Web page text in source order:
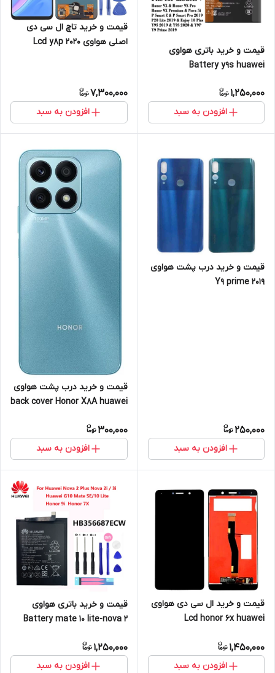
قیمت و خرید باتری هواوی
Battery y9s huawei
1,250,000
افزودن به سبد
قیمت و خرید تاچ ال سی دی
اصلی هواوی Lcd y8p 2020
7,300,000
افزودن به سبد
قیمت و خرید درب پشت هواوی
Y9 prime 2019
250,000
افزودن به سبد
قیمت و خرید درب پشت هواوی
back cover Honor X8A huawei
300,000
افزودن به سبد
قیمت و خرید ال سی دی هواوی
Lcd honor 6x huawei
1,450,000
افزودن به سبد
قیمت و خرید باتری هواوی
Battery mate 10 lite-nova 2
1,250,000
افزودن به سبد